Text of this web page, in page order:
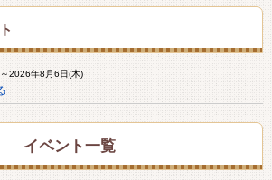
2026年8月6日(木)
イベント一覧